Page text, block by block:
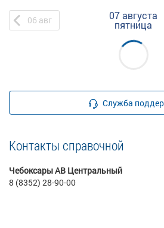
06 авг 07 августа
пятница
Служба
Контакты справочной
Чебоксары АВ Центральный
8 (8352) 28-90-00